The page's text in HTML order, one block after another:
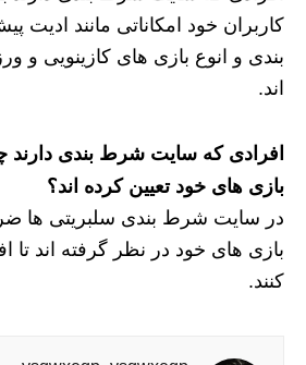
کاربران خود امکاناتی مانند ادیت
بندی و انوع بازی های کازینویی و
اند.
افرادی که سایت شرط بندی دارند
بازی های خود تعیین کرده اند؟
در سایت شرط بندی سلبریتی ها
بازی های خود در نظر گرفته اند تا
کنند.